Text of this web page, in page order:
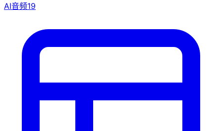
AI音频19